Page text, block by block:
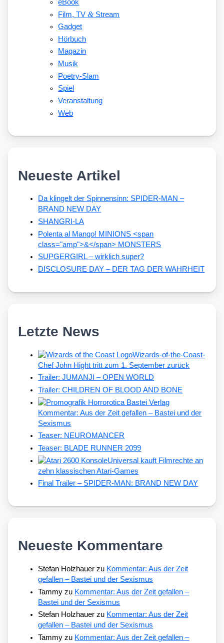
eBook
Film, TV&Stream
Gadget
Hörbuch
Magazin
Musik
Poetry-Slam
Spiel
Veranstaltung
Web
Neueste Artikel
Da klingelt der Spinnensinn: SPIDER-MAN –
BRAND NEW DAY
SHANGRI-LA
Polenta al Mango! MINIONS <span
class="amp">&</span> MONSTERS
SUPGERGIRL – wirklich super?
DISCLOSURE DAY – DER TAG DER WAHRHEIT
Letzte News
Wizards-of-the-Coast-
Chef John Hight tritt zum 1. September zurück
Trailer: JUMANJI – OPEN WORLD
Trailer: CHILDREN OF BLOOD AND BONE
Kommentar: Aus der Zeit gefallen – Bastei und der
Sexismus
Teaser: NEUROMANCER
Teaser: BLADE RUNNER 2099
Universal kauft Filmrechte an
zehn klassischen Atari-Games
Final Trailer – SPIDER-MAN: BRAND NEW DAY
Neueste Kommentare
Stefan Holzhauer zu Kommentar: Aus der Zeit
gefallen – Bastei und der Sexismus
Tammy zu Kommentar: Aus der Zeit gefallen –
Bastei und der Sexismus
Stefan Holzhauer zu Kommentar: Aus der Zeit
gefallen – Bastei und der Sexismus
Tammy zu Kommentar: Aus der Zeit gefallen –